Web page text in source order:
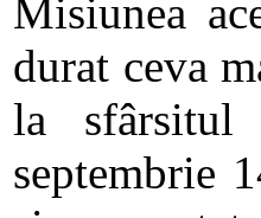
Misiunea
durat ceva
la
septembrie